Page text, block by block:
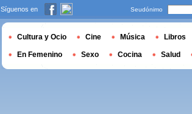
Síguenos en Seudónimo
Cultura y Ocio Cine Música Libros
En Femenino Sexo Cocina Salud